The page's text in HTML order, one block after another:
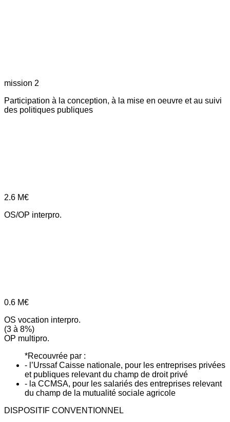
mission 2
Participation à la conception, à la mise en oeuvre et au suivi
des politiques publiques
2.6 M€
OS/OP interpro.
0.6 M€
OS vocation interpro.
(3 à 8%)
OP multipro.
*Recouvrée par :
- l’Urssaf Caisse nationale, pour les entreprises privées
et publiques relevant du champ de droit privé
- la CCMSA, pour les salariés des entreprises relevant
du champ de la mutualité sociale agricole
DISPOSITIF CONVENTIONNEL